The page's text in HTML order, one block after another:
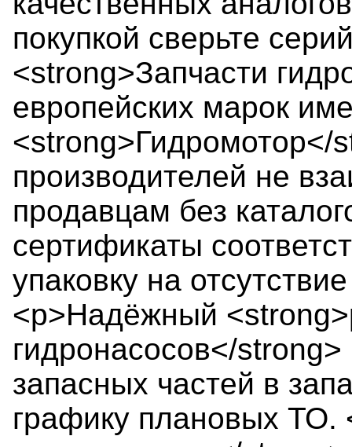
покупкой сверьте
<strong>Запчасти
европейских марок
<strong>Гидромотор</
производителей не
продавцам без
сертификаты
упаковку на
<p>Надёжный
гидронасосов</
запасных частей в
графику плановых ТО.